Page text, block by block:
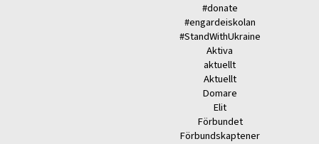
#donate
#engardeiskolan
#StandWithUkraine
Aktiva
aktuellt
Aktuellt
Domare
Elit
Förbundet
Förbundskaptener